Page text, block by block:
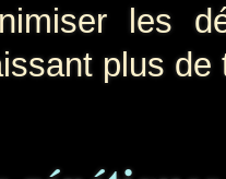
les
plus